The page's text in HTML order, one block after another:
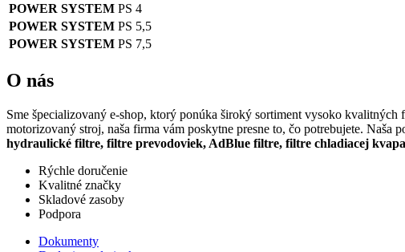
POWER SYSTEM PS 4
POWER SYSTEM PS 5,5
POWER SYSTEM PS 7,5
O nás
Sme špecializovaný e-shop, ktorý ponúka široký sortiment vysoko
motorizovaný stroj, naša firma vám poskytne presne to, čo potrebujete. Naša
hydraulické filtre, filtre prevodoviek, AdBlue filtre, filtre chladiacej
Rýchle doručenie
Kvalitné značky
Skladové zasoby
Podpora
Dokumenty